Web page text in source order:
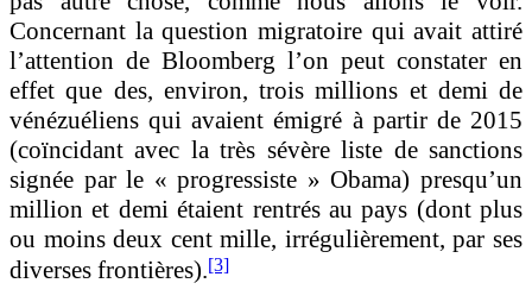
Concernant la question migratoire qui avait attiré
l’attention de Bloomberg l’on peut constater en
effet que des, environ, trois millions et demi de
vénézuéliens qui avaient émigré à partir de 2015
(coïncidant avec la très sévère liste de sanctions
signée par le « progressiste » Obama) presqu’un
million et demi étaient rentrés au pays (dont plus
ou moins deux cent mille, irrégulièrement, par ses
diverses frontières).[3]